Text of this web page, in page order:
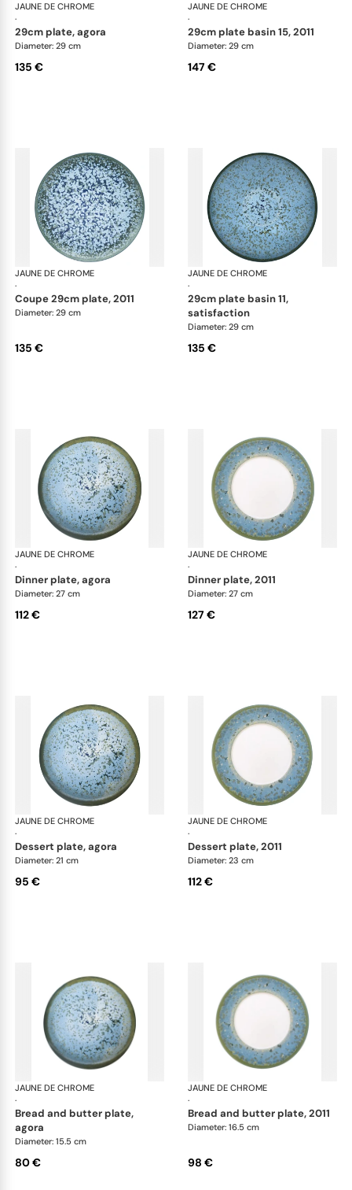
JAUNE DE CHROME
·
Nymphéa
29cm plate, agora
Diameter: 29 cm
135 €
JAUNE DE CHROME
·
29cm plate basin 15, 2011
Diameter: 29 cm
147 €
JAUNE DE CHROME
·
Nymphéa
coupe 29cm plate, 2011
Diameter: 29 cm
135 €
JAUNE DE CHROME
·
29cm plate basin 11,
satisfaction
Diameter: 29 cm
135 €
JAUNE DE CHROME
·
Nymphéa
dinner plate, agora
Diameter: 27 cm
112 €
JAUNE DE CHROME
·
dinner plate, 2011
Diameter: 27 cm
127 €
JAUNE DE CHROME
·
Nymphéa
dessert plate, agora
Diameter: 21 cm
95 €
JAUNE DE CHROME
·
dessert plate, 2011
Diameter: 23 cm
112 €
JAUNE DE CHROME
·
Nymphéa
bread and butter plate,
agora
Diameter: 15.5 cm
80 €
JAUNE DE CHROME
·
bread and butter plate, 2011
Diameter: 16.5 cm
98 €